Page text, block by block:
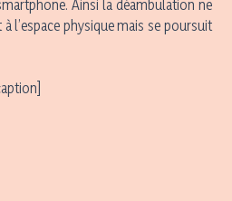
Ainsi la déambulation ne
l’espace physique mais se poursuit